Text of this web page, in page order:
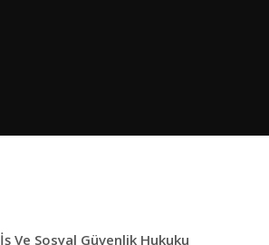
İş Ve Sosyal Güvenlik Hukuku